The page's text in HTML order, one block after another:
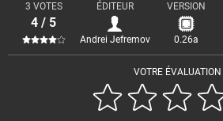
VOTRE ÉVALUATION
3 VOTES
4 / 5
ÉDITEUR
Andrei Jefremov
VERSION
0.26a